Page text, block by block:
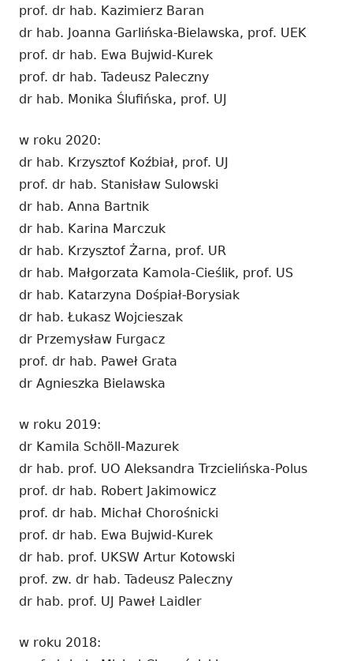
prof. dr hab. Kazimierz Baran
dr hab. Joanna Garlińska-Bielawska, prof. UEK
prof. dr hab. Ewa Bujwid-Kurek
prof. dr hab. Tadeusz Paleczny
dr hab. Monika Ślufińska, prof. UJ
w roku 2020:
dr hab. Krzysztof Koźbiał, prof. UJ
prof. dr hab. Stanisław Sulowski
dr hab. Anna Bartnik
dr hab. Karina Marczuk
dr hab. Krzysztof Żarna, prof. UR
dr hab. Małgorzata Kamola-Cieślik, prof. US
dr hab. Katarzyna Dośpiał-Borysiak
dr hab. Łukasz Wojcieszak
dr Przemysław Furgacz
prof. dr hab. Paweł Grata
dr Agnieszka Bielawska
w roku 2019:
dr Kamila Schöll-Mazurek
dr hab. prof. UO Aleksandra Trzcielińska-Polus
prof. dr hab. Robert Jakimowicz
prof. dr hab. Michał Chorośnicki
prof. dr hab. Ewa Bujwid-Kurek
dr hab. prof. UKSW Artur Kotowski
prof. zw. dr hab. Tadeusz Paleczny
dr hab. prof. UJ Paweł Laidler
w roku 2018: